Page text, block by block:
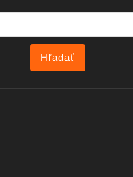
Hľadať